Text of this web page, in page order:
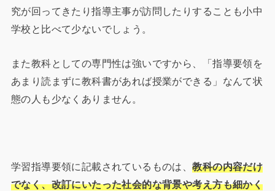
究が回ってきたり指導主事が訪問したりすることも小中
学校と比べて少ないでしょう。
また教科としての専門性は強いですから、「指導要領を
あまり読まずに教科書があれば授業ができる」なんて状
態の人も少なくありません。
学習指導要領に記載されているものは、教科の内容だけ
でなく、改訂にいたった社会的な背景や考え方も細かく